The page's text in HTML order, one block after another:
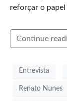
reforçar o papel
Continue
Entrevista
Renato Nunes